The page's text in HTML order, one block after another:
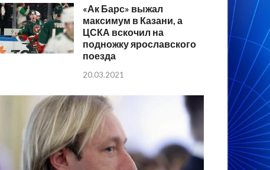
«Ак Барс» выжал
максимум в Казани, а
ЦСКА вскочил на
подножку ярославского
поезда
20.03.2021